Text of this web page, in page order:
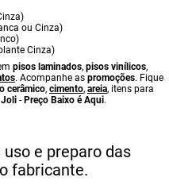
ou Cinza)
Cinza)
pisos laminados, pisos vinílicos,
. Acompanhe as promoções. Fique
cerâmico, cimento, areia, itens para
Joli - Preço Baixo é Aqui.
e preparo das
fabricante.